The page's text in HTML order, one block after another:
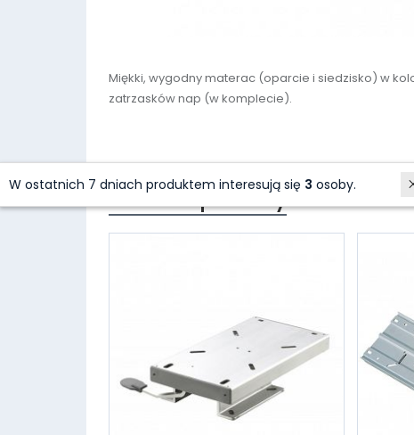
Miękki, wygodny materac (oparcie i siedzisko) w
zatrzasków nap (w komplecie).
Polecane produkty
W ostatnich 7 dniach produktem interesują się 3 osoby.